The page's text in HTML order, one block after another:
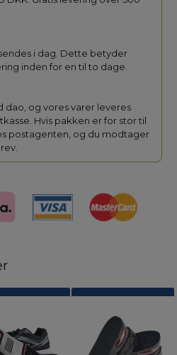
i dag. Dette betyder
inden for en til to dage.
dao, og vores varer leveres
Hvis pakken er for stor til
postagenten, og du modtager